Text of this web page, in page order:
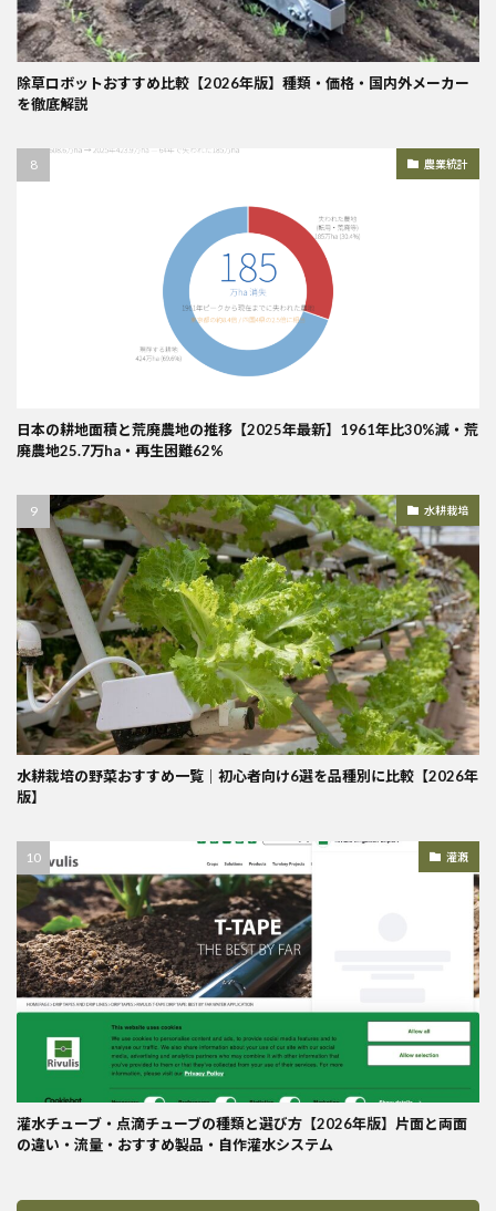
除草ロボットおすすめ比較【2026年版】種類・価格・国内外メーカー
を徹底解説
農業統計
日本の耕地面積と荒廃農地の推移【2025年最新】1961年比30%減・荒
廃農地25.7万ha・再生困難62%
水耕栽培
水耕栽培の野菜おすすめ一覧｜初心者向け6選を品種別に比較【2026年
版】
灌漑
灌水チューブ・点滴チューブの種類と選び方【2026年版】片面と両面
の違い・流量・おすすめ製品・自作灌水システム